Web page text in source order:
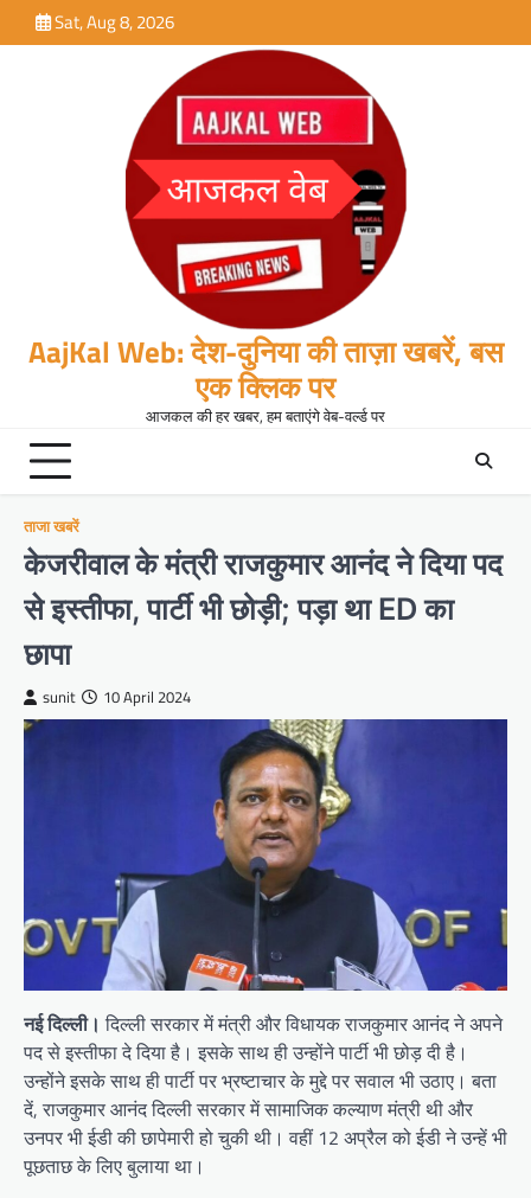
to
Sat, Aug 8, 2026
AajKal Web: देश-दुनिया की ताज़ा खबरें, बस
एक क्लिक पर
आजकल की हर खबर, हम बताएंगे वेब-वर्ल्ड पर
ताजा खबरें
केजरीवाल के मंत्री राजकुमार आनंद ने दिया पद
से इस्तीफा, पार्टी भी छोड़ी; पड़ा था ED का
छापा
sunit 10 April 2024
नई दिल्ली। दिल्ली सरकार में मंत्री और विधायक राजकुमार आनंद ने अपने
पद से इस्तीफा दे दिया है। इसके साथ ही उन्होंने पार्टी भी छोड़ दी है।
उन्होंने इसके साथ ही पार्टी पर भ्रष्टाचार के मुद्दे पर सवाल भी उठाए। बता
दें, राजकुमार आनंद दिल्ली सरकार में सामाजिक कल्याण मंत्री थी और
उनपर भी ईडी की छापेमारी हो चुकी थी। वहीं 12 अप्रैल को ईडी ने उन्हें भी
पूछताछ के लिए बुलाया था।